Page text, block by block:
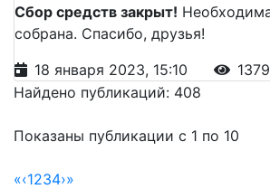
Сбор средств закрыт!
собрана. Спасибо, друзья!
18 января 2023, 15:10
Найдено публикаций: 408
Показаны публикации с 1 по 10
«‹1234›»